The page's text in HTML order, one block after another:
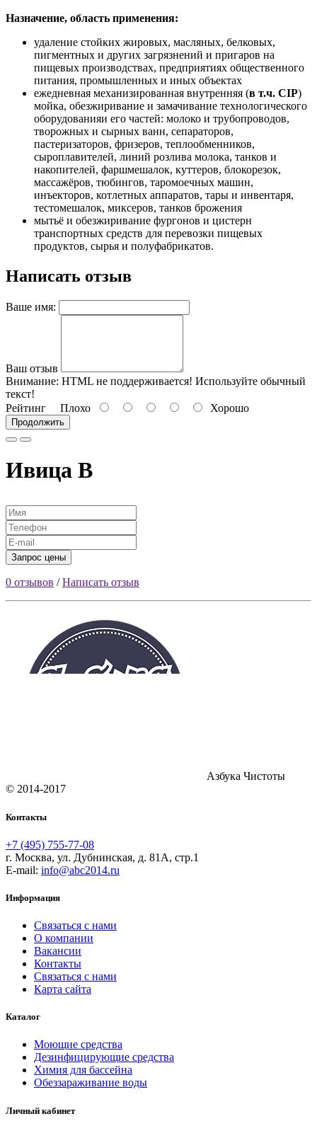
Назначение, область применения:
удаление стойких жировых, масляных, белковых,
пигментных и других загрязнений и пригаров на
пищевых производствах, предприятиях общественного
питания, промышленных и иных объектах
ежедневная механизированная внутренняя (в т.ч. CIP)
мойка, обезжиривание и замачивание технологического
оборудованияи его частей: молоко и трубопроводов,
творожных и сырных ванн, сепараторов,
пастеризаторов, фризеров, теплообменников,
сыроплавителей, линий розлива молока, танков и
накопителей, фаршмешалок, куттеров, блокорезок,
массажёров, тюбингов, таромоечных машин,
инъекторов, котлетных аппаратов, тары и инвентаря,
тестомешалок, миксеров, танков брожения
мытьё и обезжиривание фургонов и цистерн
транспортных средств для перевозки пищевых
продуктов, сырья и полуфабрикатов.
Написать отзыв
Ваше имя:
Ваш отзыв
Внимание: HTML не поддерживается! Используйте обычный
текст!
Рейтинг Плохо Хорошо
Продолжить
Ивица В
0 отзывов /Написать отзыв
Азбука Чистоты
© 2014-2017
Контакты
+7 (495) 755-77-08
г. Москва, ул. Дубнинская, д. 81А, стр.1
E-mail: info@abc2014.ru
Информация
Связаться с нами
О компании
Вакансии
Контакты
Связаться с нами
Карта сайта
Каталог
Моющие средства
Дезинфицирующие средства
Химия для бассейна
Обеззараживание воды
Личный кабинет